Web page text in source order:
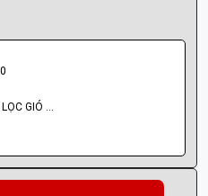
NHÓM PHỤ TÙNG: HỆ THỐNG LỌC GIÓ - BÌNH XĂNG